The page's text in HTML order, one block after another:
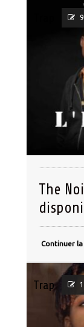
The
Continuer
Trap